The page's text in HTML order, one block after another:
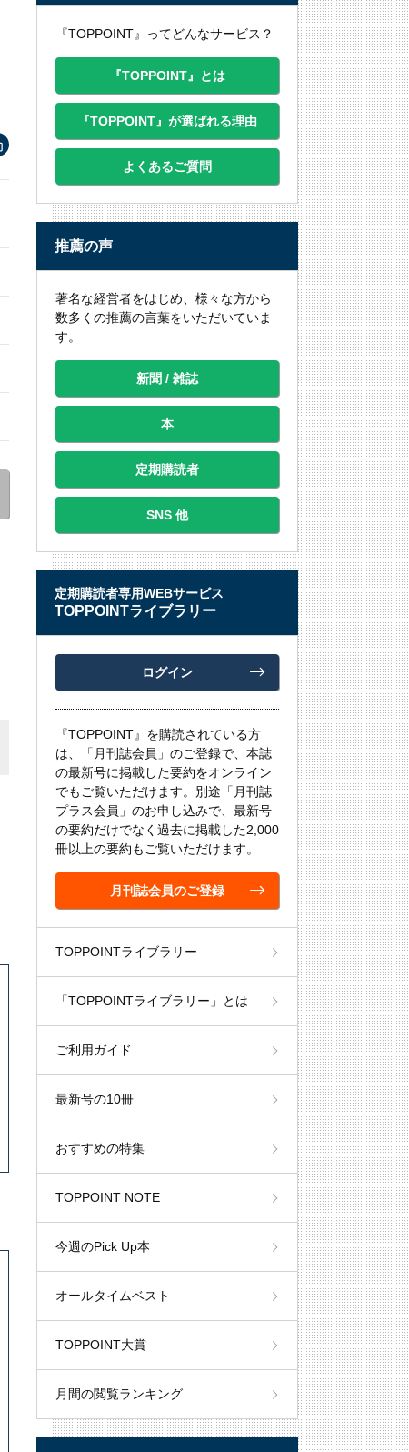
『TOPPOINT』ってどんなサービス？
『TOPPOINT』とは
『TOPPOINT』が選ばれる理由
よくあるご質問
推薦の声
著名な経営者をはじめ、様々な方から
数多くの推薦の言葉をいただいていま
す。
新聞 / 雑誌
本
定期購読者
SNS 他
定期購読者専用WEBサービス
TOPPOINTライブラリー
ログイン
『TOPPOINT』を購読されている方
は、「月刊誌会員」のご登録で、本誌
の最新号に掲載した要約をオンライン
でもご覧いただけます。別途「月刊誌
プラス会員」のお申し込みで、最新号
の要約だけでなく過去に掲載した2,000
冊以上の要約もご覧いただけます。
月刊誌会員のご登録
TOPPOINTライブラリー
「TOPPOINTライブラリー」とは
ご利用ガイド
最新号の10冊
おすすめの特集
TOPPOINT NOTE
今週のPick Up本
オールタイムベスト
TOPPOINT大賞
月間の閲覧ランキング